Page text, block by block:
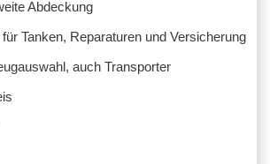
Abdeckung
Tanken, Reparaturen und Versicherung
auch Transporter